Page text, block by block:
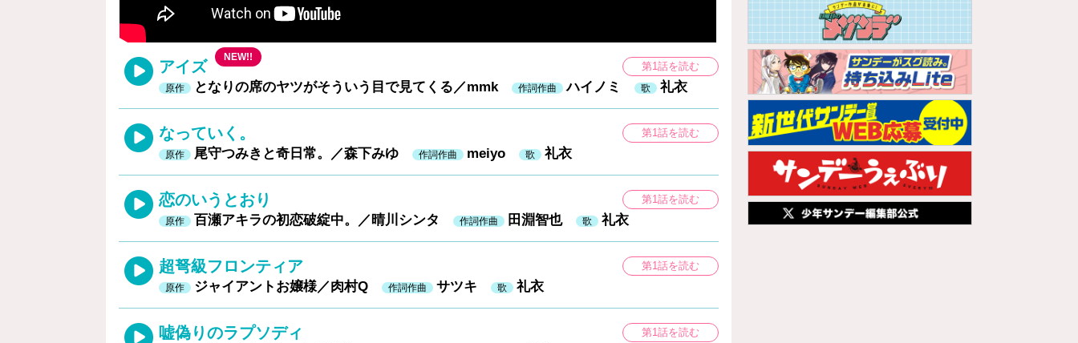
アイズ
NEW!!
原作 となりの席のヤツがそういう目で見てくる／mmk 作詞作曲 ハイノミ 歌 礼衣
第1話を読む
なっていく。
原作 尾守つみきと奇日常。／森下みゆ 作詞作曲 meiyo 歌 礼衣
第1話を読む
恋のいうとおり
原作 百瀬アキラの初恋破綻中。／晴川シンタ 作詞作曲 田淵智也 歌 礼衣
第1話を読む
超弩級フロンティア
原作 ジャイアントお嬢様／肉村Q 作詞作曲 サツキ 歌 礼衣
第1話を読む
嘘偽りのラプソディ 第1話を読む